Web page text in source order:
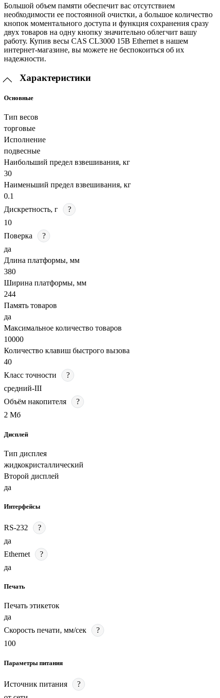
Большой объем памяти обеспечит вас отсутствием
необходимости ее постоянной очистки, а большое количество
кнопок моментального доступа и функция сохранения сразу
двух товаров на одну кнопку значительно облегчит вашу
работу. Купив весы CAS CL3000 15B Ethernet в нашем
интернет-магазине, вы можете не беспокоиться об их
надежности.
Характеристики
Основные
Тип весов
торговые
Исполнение
подвесные
Наибольший предел взвешивания, кг
30
Наименьший предел взвешивания, кг
0.1
Дискретность, г
?
10
Поверка
?
да
Длина платформы, мм
380
Ширина платформы, мм
244
Память товаров
да
Максимальное количество товаров
10000
Количество клавиш быстрого вызова
40
Класс точности
?
средний-III
Объём накопителя
?
2 Мб
Дисплей
Тип дисплея
жидкокристаллический
Второй дисплей
да
Интерфейсы
RS-232
?
да
Ethernet
?
да
Печать
Печать этикеток
да
Скорость печати, мм/сек
?
100
Параметры питания
Источник питания
?